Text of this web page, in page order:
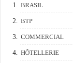
BRASIL
BTP
COMMERCIAL
HÔTELLERIE